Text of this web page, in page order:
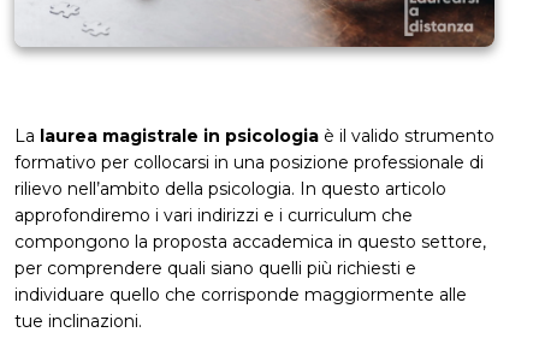
La laurea magistrale in psicologia è il valido strumento
formativo per collocarsi in una posizione professionale di
rilievo nell’ambito della psicologia. In questo articolo
approfondiremo i vari indirizzi e i curriculum che
compongono la proposta accademica in questo settore,
per comprendere quali siano quelli più richiesti e
individuare quello che corrisponde maggiormente alle
tue inclinazioni.